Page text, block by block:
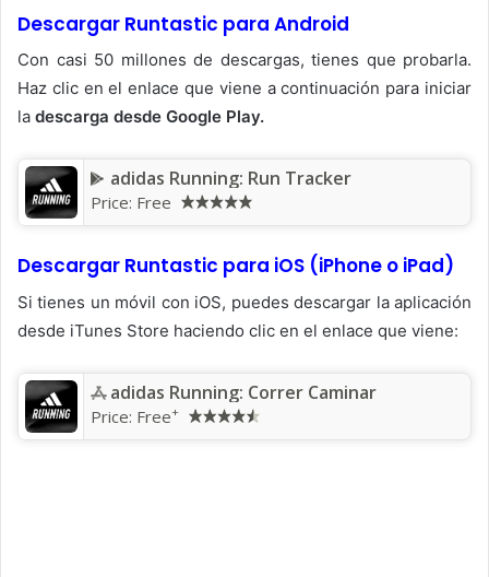
Descargar Runtastic para Android
Con casi 50 millones de descargas, tienes que probarla.
Haz clic en el enlace que viene a continuación para iniciar
la descarga desde Google Play.
adidas Running: Run Tracker
Price: Free
Descargar Runtastic para iOS (iPhone o iPad)
Si tienes un móvil con iOS, puedes descargar la aplicación
desde iTunes Store haciendo clic en el enlace que viene:
‎adidas Running: Correr Caminar
Price: Free+